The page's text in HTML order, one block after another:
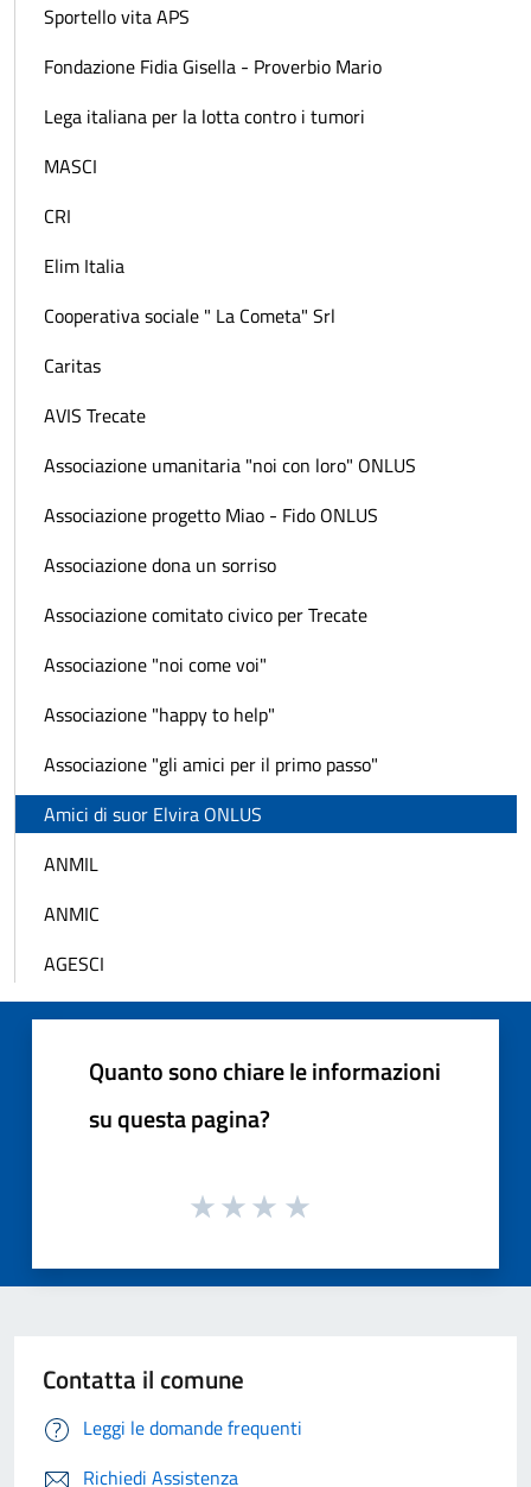
Sportello vita APS
Fondazione Fidia Gisella - Proverbio Mario
Lega italiana per la lotta contro i tumori
MASCI
CRI
Elim Italia
Cooperativa sociale " La Cometa" Srl
Caritas
AVIS Trecate
Associazione umanitaria "noi con loro" ONLUS
Associazione progetto Miao - Fido ONLUS
Associazione dona un sorriso
Associazione comitato civico per Trecate
Associazione "noi come voi"
Associazione "happy to help"
Associazione "gli amici per il primo passo"
Amici di suor Elvira ONLUS
ANMIL
ANMIC
AGESCI
Quanto sono chiare le informazioni
su questa pagina?
Contatta il comune
Leggi le domande frequenti
Richiedi Assistenza